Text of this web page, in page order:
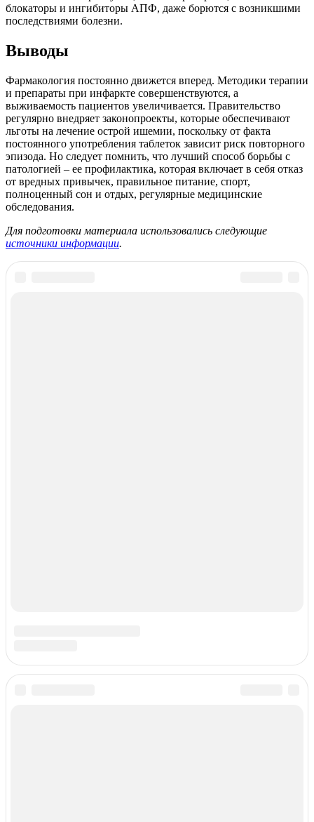
блокаторы и ингибиторы АПФ, даже борются с возникшими
последствиями болезни.
Выводы
Фармакология постоянно движется вперед. Методики терапии
и препараты при инфаркте совершенствуются, а
выживаемость пациентов увеличивается. Правительство
регулярно внедряет законопроекты, которые обеспечивают
льготы на лечение острой ишемии, поскольку от факта
постоянного употребления таблеток зависит риск повторного
эпизода. Но следует помнить, что лучший способ борьбы с
патологией – ее профилактика, которая включает в себя отказ
от вредных привычек, правильное питание, спорт,
полноценный сон и отдых, регулярные медицинские
обследования.
Для подготовки материала использовались следующие
источники информации.